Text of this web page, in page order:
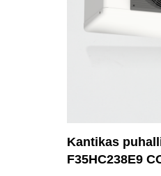
Kantikas
F35HC238E9